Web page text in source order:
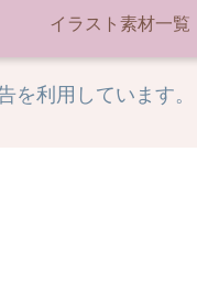
イラスト素材一覧
を利用しています。